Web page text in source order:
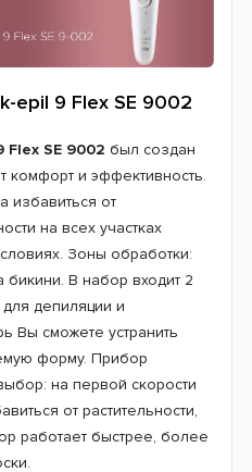
epil 9 Flex SE 9002
Flex SE 9002 был создан
комфорт и эффективность.
избавиться от
на всех участках
Зоны обработки:
В набор входит 2
депиляции и
Вы сможете устранить
форму. Прибор
на первой скорости
от растительности,
работает быстрее, более